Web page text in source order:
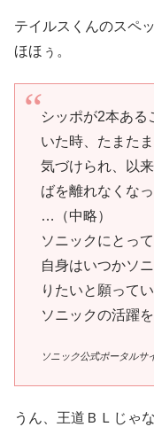
テイルスくんのスペ
ほほぅ。
シッポが2本ある
いた時、たまた
気づけられ、以
ばを離れなくなっ
…（中略）
ソニックにとっ
自身はいつかソ
りたいと願って
ソニックの活躍
ソニック公式ポータルサ
うん、王道ＢＬじゃ